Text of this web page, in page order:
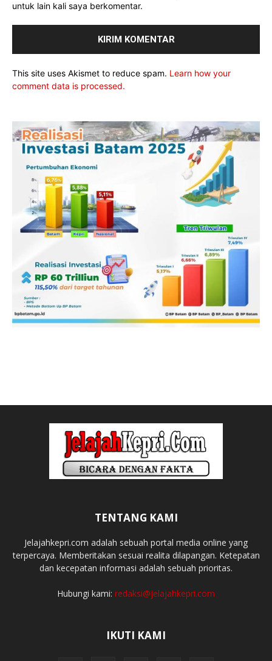
untuk lain kali saya berkomentar.
This site uses Akismet to reduce spam. Learn how your
comment data is processed.
TENTANG KAMI
Jelajahkepri.com adalah sebuah portal media online yang
terpercaya. Memberitakan sesuai realita dilapangan. Ketepatan
dan kecepatan informasi adalah sebuah prioritas.
Hubungi kami: redaksi@jelajahkepri.com
IKUTI KAMI